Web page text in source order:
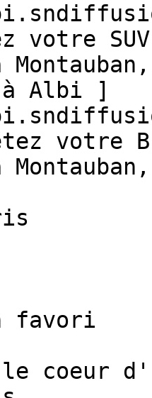
votre
à Albi ]
votre
coeur